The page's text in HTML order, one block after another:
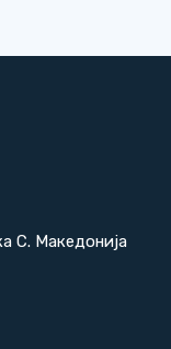
С. Македонија